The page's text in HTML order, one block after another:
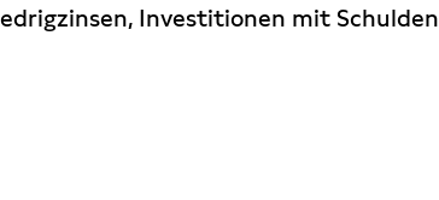
Investitionen mit Schulden